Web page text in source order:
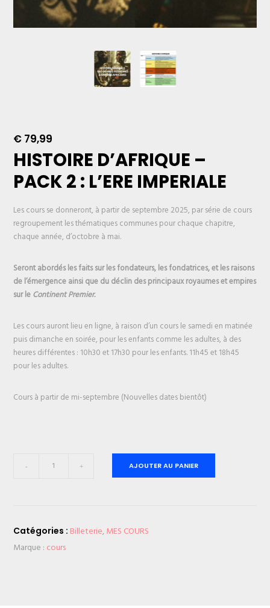
€ 79,99
HISTOIRE D’AFRIQUE –
PACK 2 : L’ERE IMPERIALE
Les cours se donneront, à partir de septembre 2025, par série de cours
regroupement les thématiques communes pour chaque chapitre,
chaque année, d’octobre à mai.
Seront abordés les faits sur les fondateurs, les fondatrices, et les raisons
de l’émergence ainsi que du déclin des principaux royaumes et empires
sur leContinent Premier.
Les cours auront lieu en ligne, à raison d’un cours le samedi en matinée
puis dimanche en soirée, pour les enfants comme les adultes, à des
heures différentes : 10h30 et 17h30 pour les enfants. 11h45 et 18h45
pour les adultes.
Cours à partir de mi-septembre (Nouvelles dates bientôt)
PACK
2
AJOUTER AU PANIER
Catégories : Billeterie,MES COURS
Marque : cours